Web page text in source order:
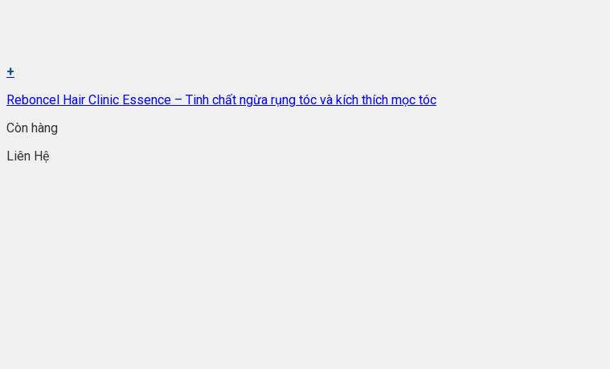
+
Reboncel Hair Clinic Essence – Tinh chất ngừa rụng tóc và kích thích mọc tóc
Còn hàng
Liên Hệ